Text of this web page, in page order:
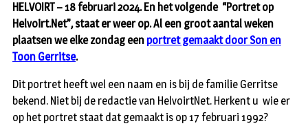
HELVOIRT – 18 februari 2024. En het volgende “Portret op
Helvoirt.Net”, staat er weer op. Al een groot aantal weken
plaatsen we elke zondag een portret gemaakt door Son en
Toon Gerritse.
Dit portret heeft wel een naam en is bij de familie Gerritse
bekend. Niet bij de redactie van HelvoirtNet. Herkent u wie er
op het portret staat dat gemaakt is op 17 februari 1992?